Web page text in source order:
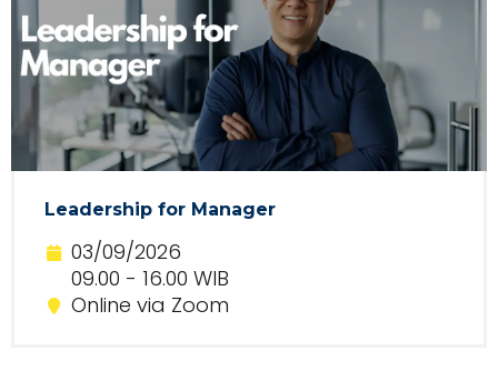
Leadership for Manager
03/09/2026
09.00 - 16.00 WIB
Online via Zoom